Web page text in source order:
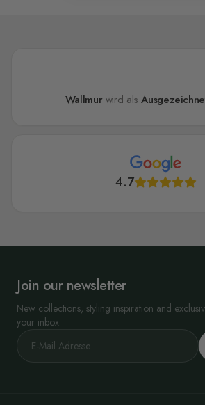
Wallmur wird als
4.7
Join our newsletter
New collections, styling inspiration and
your inbox.